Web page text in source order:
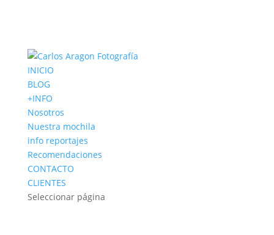
INICIO
BLOG
+INFO
Nosotros
Nuestra mochila
info reportajes
Recomendaciones
CONTACTO
CLIENTES
Seleccionar página